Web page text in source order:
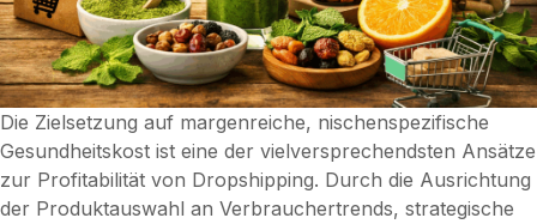
Die Zielsetzung auf margenreiche, nischenspezifische
Gesundheitskost ist eine der vielversprechendsten Ansätze
zur Profitabilität von Dropshipping. Durch die Ausrichtung
der Produktauswahl an Verbrauchertrends, strategische